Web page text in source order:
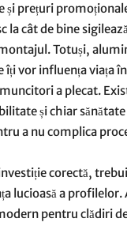
și prețuri
la cât de bine
Totuși,
îți vor influența viața
a plecat.
și chiar
a nu complica
corectă,
lucioasă a
pentru clădiri